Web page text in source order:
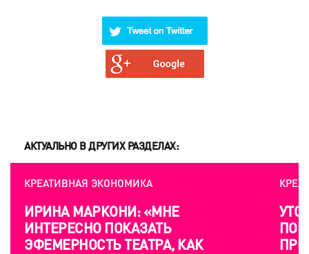
АКТУАЛЬНО В ДРУГИХ РАЗДЕЛАХ:
КРЕАТИВНАЯ ЭКОНОМИКА
УТОПИЯ Х. ПОЧЕМУ
ПОВЕСЕЛИТЬСЯ ТОЖЕ ПЛАН, И
ПРИЧЕМ ЗДЕСЬ АРХИТЕКТУРА?